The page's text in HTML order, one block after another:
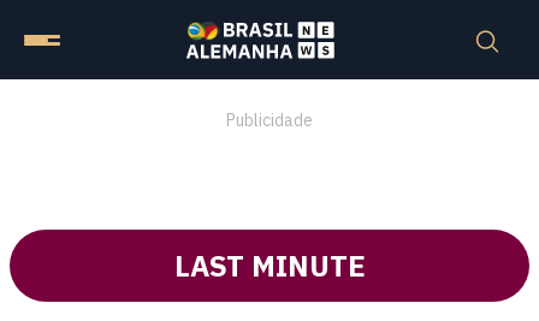
Publicidade
LAST MINUTE